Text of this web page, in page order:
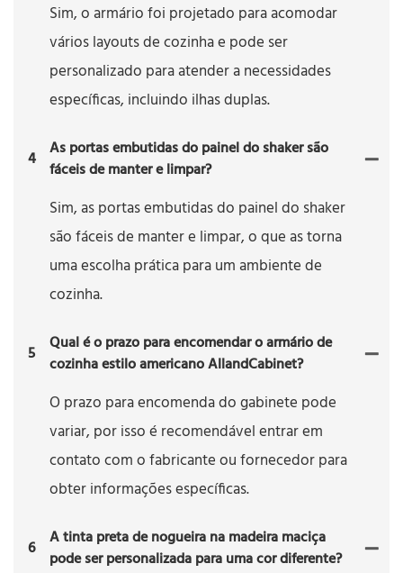
Sim, o armário foi projetado para acomodar
vários layouts de cozinha e pode ser
personalizado para atender a necessidades
específicas, incluindo ilhas duplas.
4 As portas embutidas do painel do shaker são
fáceis de manter e limpar?
Sim, as portas embutidas do painel do shaker
são fáceis de manter e limpar, o que as torna
uma escolha prática para um ambiente de
cozinha.
5
Qual é o prazo para encomendar o armário de
cozinha estilo americano AllandCabinet?
O prazo para encomenda do gabinete pode
variar, por isso é recomendável entrar em
contato com o fabricante ou fornecedor para
obter informações específicas.
6
A tinta preta de nogueira na madeira maciça
pode ser personalizada para uma cor diferente?